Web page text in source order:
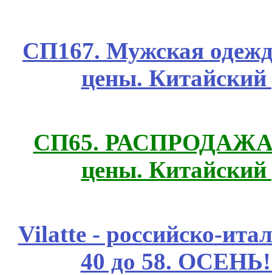
СП167. Мужская
цены.
СП65. РАСПРОДАЖА!
цены.
Vilatte - российско-
40 до 58.